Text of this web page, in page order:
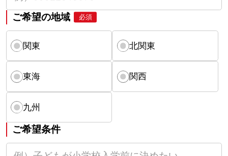
ご希望の地域 必須
関東 北関東
東海 関西
九州
ご希望条件